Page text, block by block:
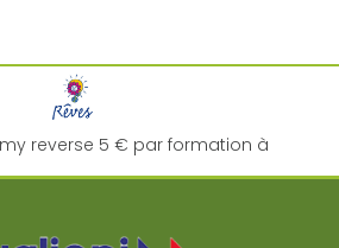
reverse 5 € par formation à
malade !